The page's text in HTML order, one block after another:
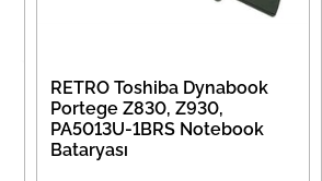
RETRO Toshiba Dynabook
Portege Z830, Z930,
PA5013U-1BRS Notebook
Bataryası